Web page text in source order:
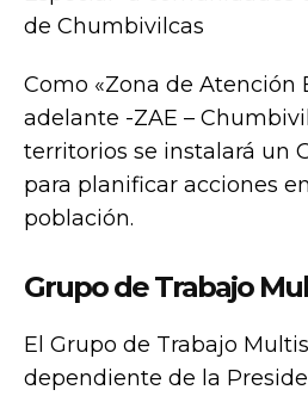
Como «Zona de Atención
adelante -ZAE –
territorios se instalará un
para planificar acciones
población.
Grupo de Trabajo
El Grupo de Trabajo
dependiente de la